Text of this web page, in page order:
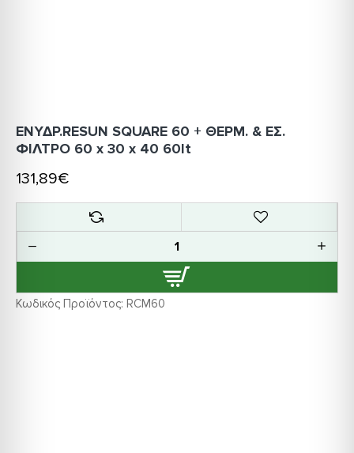
Κωδικός Προϊόντος: RCM60
ΕΝΥΔΡ.RESUN SQUARE 60 + ΘΕΡΜ. & ΕΣ.
ΦΙΛΤΡΟ 60 x 30 x 40 60lt
131,89€